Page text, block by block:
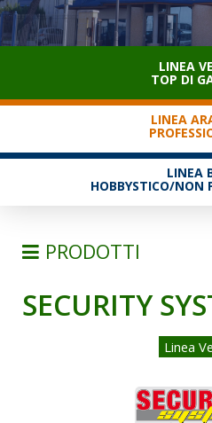
SERVIZIO CLIENTI
LINEA
TOP DI
LINEA
LINEA
HOBBYSTICO/NON
PRODOTTI
SCALE
TELESCOPICHE E MULTIPOSIZIONE
SECURITY
Linea